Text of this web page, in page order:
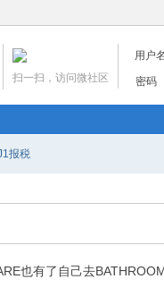
用户名
密码
扫一扫，访问微社区
报税
也有了自己去